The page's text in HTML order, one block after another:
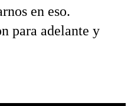
en eso.
para adelante y